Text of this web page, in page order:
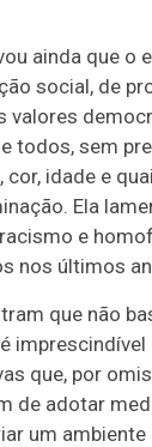
ainda que o
social, de
valores
todos, sem
cor, idade e
Ela
e
nos últimos
que não
imprescindível
que, por
de adotar
um